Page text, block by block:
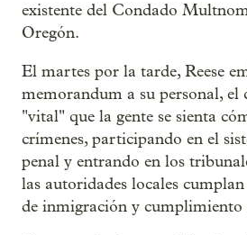
existente del Condado
Oregón.
El martes por la tarde, Reese
memorandum a su personal, el
"vital" que la gente se sienta
crímenes, participando en el
penal y entrando en los
las autoridades locales
de inmigración y cumplimiento